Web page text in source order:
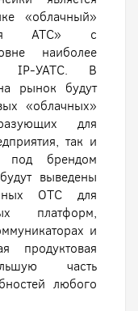
«облачный»
АТС» с
наиболее
IP-УАТС. В
рынок будут
«облачных»
для
так и
под брендом
выведены
ОТС для
платформ,
и
продуктовая
часть
любого